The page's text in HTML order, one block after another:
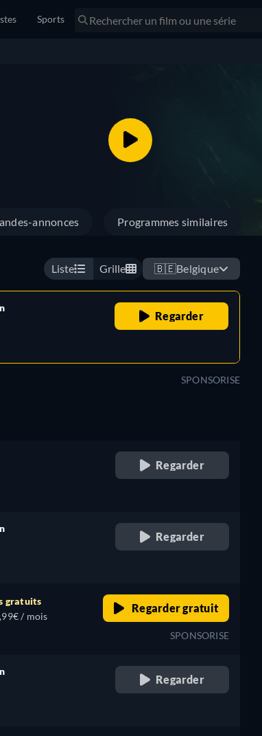
Sports
annonces Programmes similaires
Liste Grille 🇧🇪Belgique
Regarder
SPONSORISE
Regarder
Regarder
gratuits
/ mois
Regarder gratuit
SPONSORISE
Regarder